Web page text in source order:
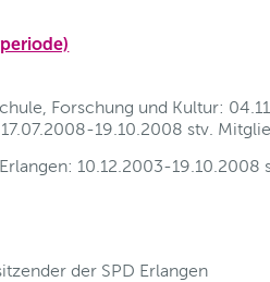
Forschung und Kultur:
19.10.2008 stv.
10.12.2003-19.10.2008
der SPD Erlangen